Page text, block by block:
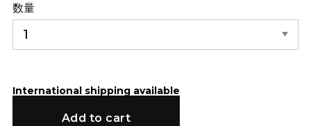
数量
International shipping available
Add to cart